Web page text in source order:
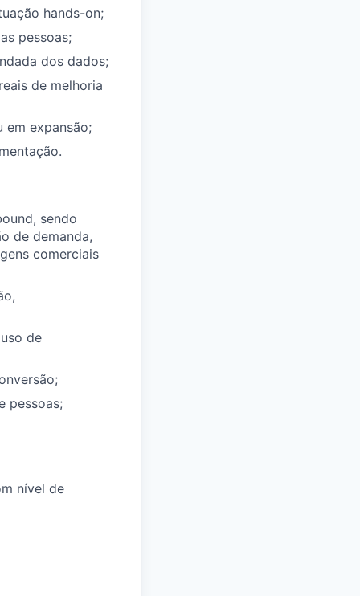
hands-on;
pessoas;
dos dados;
de melhoria
em expansão;
sendo
de demanda,
comerciais
de
pessoas;
nível de